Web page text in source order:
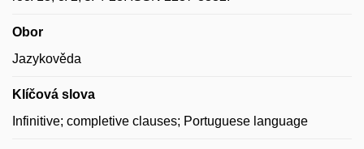
Obor
Jazykověda
Klíčová slova
Infinitive; completive clauses; Portuguese language